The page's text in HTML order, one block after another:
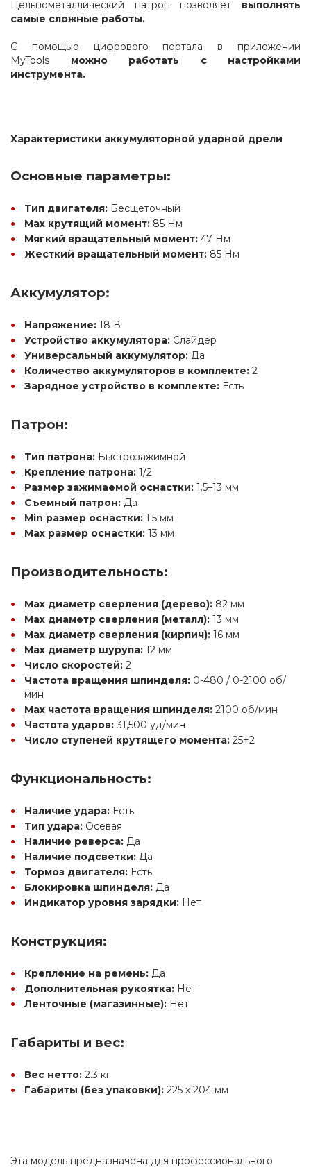
Цельнометаллический патрон позволяет выполнять
самые сложные работы.
С помощью цифрового портала в приложении
MyTools можно работать с настройками
инструмента.
Характеристики аккумуляторной ударной дрели
Основные параметры:
Тип двигателя: Бесщеточный
Max крутящий момент: 85 Нм
Мягкий вращательный момент: 47 Нм
Жесткий вращательный момент: 85 Нм
Аккумулятор:
Напряжение: 18 В
Устройство аккумулятора: Слайдер
Универсальный аккумулятор: Да
Количество аккумуляторов в комплекте: 2
Зарядное устройство в комплекте: Есть
Патрон:
Тип патрона: Быстрозажимной
Крепление патрона: 1/2
Размер зажимаемой оснастки: 1.5–13 мм
Съемный патрон: Да
Min размер оснастки: 1.5 мм
Max размер оснастки: 13 мм
Производительность:
Max диаметр сверления (дерево): 82 мм
Max диаметр сверления (металл): 13 мм
Max диаметр сверления (кирпич): 16 мм
Max диаметр шурупа: 12 мм
Число скоростей: 2
Частота вращения шпинделя: 0-480 / 0-2100 об/
мин
Max частота вращения шпинделя: 2100 об/мин
Частота ударов: 31,500 уд/мин
Число ступеней крутящего момента: 25+2
Функциональность:
Наличие удара: Есть
Тип удара: Осевая
Наличие реверса: Да
Наличие подсветки: Да
Тормоз двигателя: Есть
Блокировка шпинделя: Да
Индикатор уровня зарядки: Нет
Конструкция:
Крепление на ремень: Да
Дополнительная рукоятка: Нет
Ленточные (магазинные): Нет
Габариты и вес:
Вес нетто: 2.3 кг
Габариты (без упаковки): 225 х 204 мм
Эта модель предназначена для профессионального